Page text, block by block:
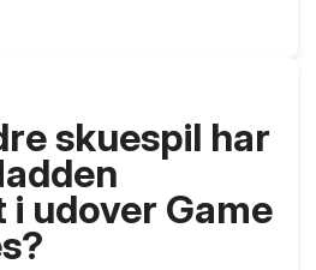
skuespil har
udover Game